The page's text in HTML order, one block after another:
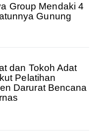
Group Mendaki 4
Gunung
dan Tokoh Adat
Pelatihan
Darurat Bencana